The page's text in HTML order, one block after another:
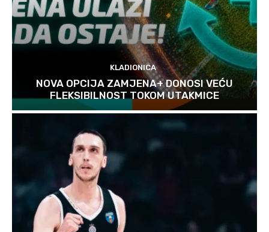
KLADIONICA
NOVA OPCIJA ZAMJENA+ DONOSI VEĆU
FLEKSIBILNOST TOKOM UTAKMICE